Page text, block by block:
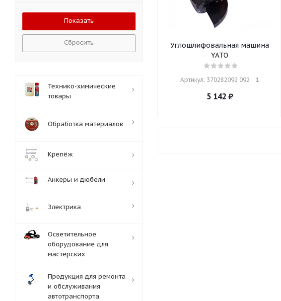
Углошлифовальная машина
YATO
Артикул: 370282092 092    1
5 142 ₽
Сбросить
Технико-химические
товары
Обработка материалов
Крепёж
Анкеры и дюбели
Электрика
Осветительное
оборудование для
мастерских
Продукция для ремонта
и обслуживания
автотранспорта